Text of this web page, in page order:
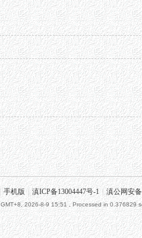
手机版 滇ICP备13004447号-1 | 滇公网安备
GMT+8, 2026-8-9 15:51 , Processed in 0.376829